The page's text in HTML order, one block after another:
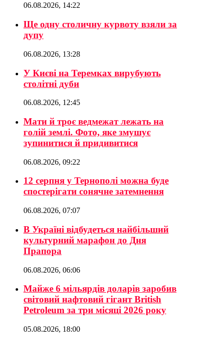
06.08.2026, 14:22
Ще одну столичну курвоту взяли за
дупу
06.08.2026, 13:28
У Києві на Теремках вирубують
столітні дуби
06.08.2026, 12:45
Мати й троє ведмежат лежать на
голій землі. Фото, яке змушує
зупинитися й придивитися
06.08.2026, 09:22
12 серпня у Тернополі можна буде
спостерігати сонячне затемнення
06.08.2026, 07:07
В Україні відбудеться найбільший
культурний марафон до Дня
Прапора
06.08.2026, 06:06
Майже 6 мільярдів доларів заробив
світовий нафтовий гігант British
Petroleum за три місяці 2026 року
05.08.2026, 18:00